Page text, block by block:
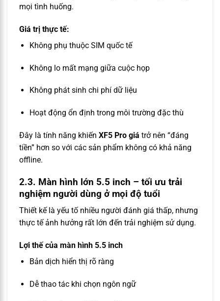
mọi tình huống.
Giá trị thực tế:
Không phụ thuộc SIM quốc tế
Không lo mất mạng giữa cuộc họp
Không phát sinh chi phí dữ liệu
Hoạt động ổn định trong môi trường đặc thù
Đây là tính năng khiến XF5 Pro giá trở nên “đáng
tiền” hơn so với các sản phẩm không có khả năng
offline.
2.3. Màn hình lớn 5.5 inch – tối ưu trải
nghiệm người dùng ở mọi độ tuổi
Thiết kế là yếu tố nhiều người đánh giá thấp, nhưng
thực tế ảnh hưởng rất lớn đến trải nghiệm sử dụng.
Lợi thế của màn hình 5.5 inch
Bản dịch hiển thị rõ ràng
Dễ thao tác khi chọn ngôn ngữ